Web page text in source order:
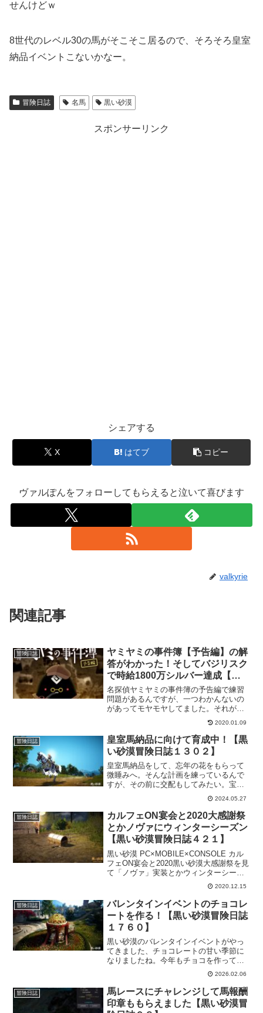
せんけどｗ
8世代のレベル30の馬がそこそこ居るので、そろそろ皇室
納品イベントこないかなー。
冒険日誌 名馬 黒い砂漠
スポンサーリンク
シェアする
X はてブ コピー
ヴァルぽんをフォローしてもらえると泣いて喜びます
valkyrie
関連記事
冒険日誌
ヤミヤミの事件簿【予告編】の解
答がわかった！そしてバジリスク
で時給1800万シルバー達成【黒
い砂漠冒険日誌１３２】
名探偵ヤミヤミの事件簿の予告編で練習
問題があるんですが、一つわかんないの
があってモヤモヤしてました。それが、
さっき解けたので記念に書いておこうか
と思います。もう一つ嬉しかったのがバ
ジリスク狩りをした時の出来事。
2020.01.09
冒険日誌
皇室馬納品に向けて育成中！【黒
い砂漠冒険日誌１３０２】
皇室馬納品をして、忘年の花をもらって
微睡みへ。そんな計画を練っているんで
すが、その前に交配もしてみたい。宝馬
も見てみたい！そんな欲望に駆られたの
でいろいろとやっていきますｗもちろん
幻想馬の訓練もしないとなので、その準
備も忘れることなく進行させますよー。
2024.05.27
冒険日誌
カルフェON宴会と2020大感謝祭
とかノヴァにウィンターシーズン
【黒い砂漠冒険日誌４２１】
黒い砂漠 PC×MOBILE×CONSOLE カル
フェON宴会と2020黒い砂漠大感謝祭を見
て「ノヴァ」実装とかウィンターシーズ
ン開始とかあって楽しみだ～と思ってた
ら、もう明日がメンテという早さｗま
だ、事前作成みたいだけど年末年始に楽
しむ要素が増えて嬉しい限りです。
2020.12.15
冒険日誌
バレンタインイベントのチョコレ
ートを作る！【黒い砂漠冒険日誌
１７６０】
黒い砂漠のバレンタインイベントがやっ
てきました、チョコレートの甘い季節に
なりましたね。今年もチョコを作ってた
くさん食べる！でも、今年はちょっとし
たイベントが追加されていたりします。
モグモグ食べるもよし、素敵な花を渡す
ものよし。
2026.02.06
冒険日誌
馬レースにチャレンジして馬報酬
印章ももらえました【黒い砂漠冒